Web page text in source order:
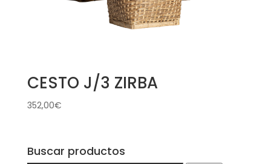
CESTO J/3 ZIRBA
352,00€
Buscar productos